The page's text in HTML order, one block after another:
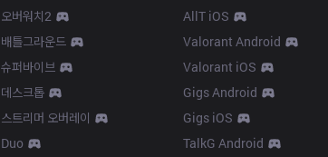
오버워치2
배틀그라운드
슈퍼바이브
데스크톱
스트리머 오버레이
Duo
AllT iOS
Valorant Android
Valorant iOS
Gigs Android
Gigs iOS
TalkG Android